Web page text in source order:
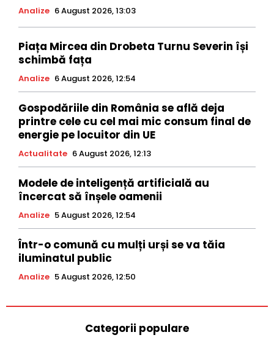
Analize 6 August 2026, 13:03
Piața Mircea din Drobeta Turnu Severin își
schimbă fața
Analize 6 August 2026, 12:54
Gospodăriile din România se află deja
printre cele cu cel mai mic consum final de
energie pe locuitor din UE
Actualitate 6 August 2026, 12:13
Modele de inteligență artificială au
încercat să înșele oamenii
Analize 5 August 2026, 12:54
Într-o comună cu mulți urși se va tăia
iluminatul public
Analize 5 August 2026, 12:50
Categorii populare